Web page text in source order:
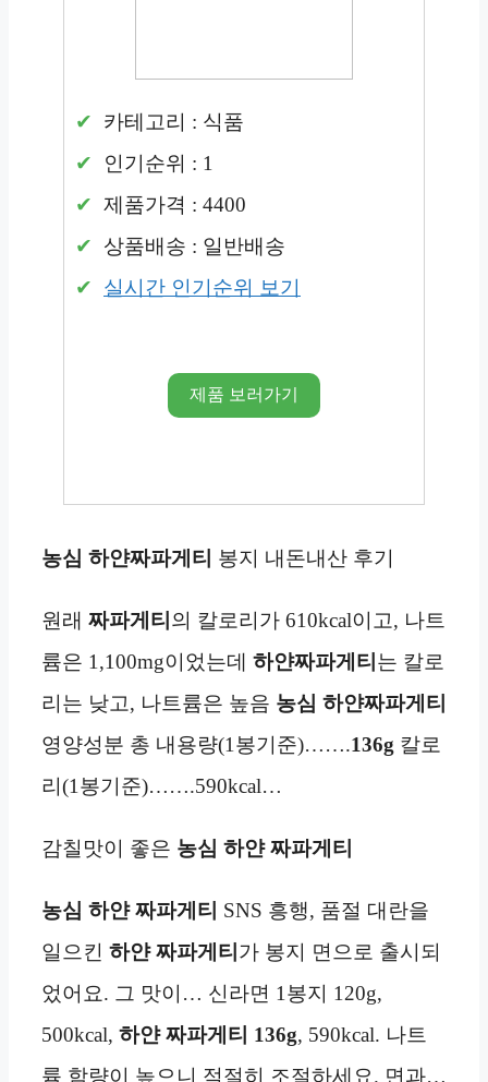
카테고리 : 식품
인기순위 : 1
제품가격 : 4400
상품배송 : 일반배송
실시간 인기순위 보기
제품 보러가기
농심 하얀짜파게티 봉지 내돈내산 후기
원래 짜파게티 의 칼로리가 610kcal이고, 나트
륨은 1,100mg이었는데 하얀짜파게티 는 칼로
리는 낮고, 나트륨은 높음 농심 하얀짜파게티
영양성분 총 내용량(1봉기준)…….136g 칼로
리(1봉기준)…….590kcal…
감칠맛이 좋은 농심 하얀 짜파게티
농심 하얀 짜파게티 SNS 흥행, 품절 대란을
일으킨 하얀 짜파게티 가 봉지 면으로 출시되
었어요. 그 맛이… 신라면 1봉지 120g,
500kcal, 하얀 짜파게티 136g, 590kcal. 나트
륨 함량이 높으니 적절히 조절하세요. 면과…